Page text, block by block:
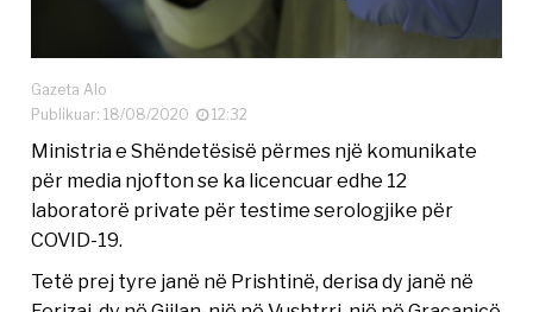
Gazeta Alo
Publikuar: 18/08/2020
12:32
Ministria e Shëndetësisë përmes një komunikate
për media njofton se ka licencuar edhe 12
laboratorë private për testime serologjike për
COVID-19.
Tetë prej tyre janë në Prishtinë, derisa dy janë në